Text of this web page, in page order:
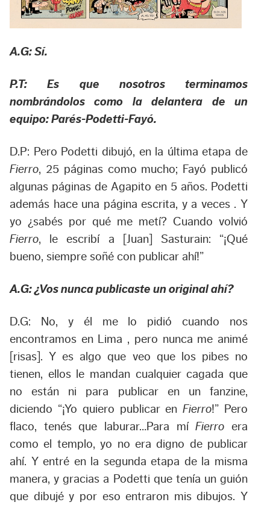
A.G: Sí.
P.T: Es que nosotros terminamos
nombrándolos como la delantera de un
equipo: Parés-Podetti-Fayó.
D.P: Pero Podetti dibujó, en la última etapa de
Fierro, 25 páginas como mucho; Fayó publicó
algunas páginas de Agapito en 5 años. Podetti
además hace una página escrita, y a veces . Y
yo ¿sabés por qué me metí? Cuando volvió
Fierro, le escribí a [Juan] Sasturain: “¡Qué
bueno, siempre soñé con publicar ahí!”
A.G: ¿Vos nunca publicaste un original ahí?
D.G: No, y él me lo pidió cuando nos
encontramos en Lima , pero nunca me animé
[risas]. Y es algo que veo que los pibes no
tienen, ellos le mandan cualquier cagada que
no están ni para publicar en un fanzine,
diciendo “¡Yo quiero publicar enFierro!” Pero
flaco, tenés que laburar…Para míFierro era
como el templo, yo no era digno de publicar
ahí. Y entré en la segunda etapa de la misma
manera, y gracias a Podetti que tenía un guión
que dibujé y por eso entraron mis dibujos. Y